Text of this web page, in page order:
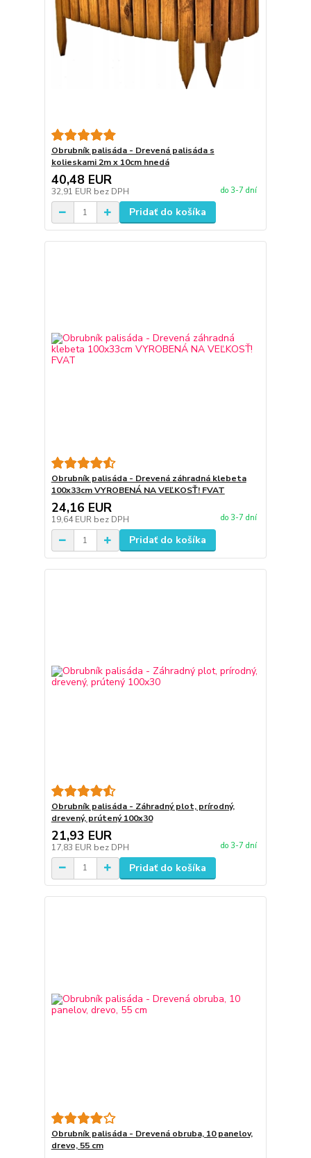
Obrubník palisáda - Drevená palisáda s
kolieskami 2m x 10cm hnedá
40,48 EUR
32,91 EUR bez DPH do 3-7 dní
Pridať do košíka
Obrubník palisáda - Drevená záhradná klebeta
100x33cm VYROBENÁ NA VEĽKOSŤ! FVAT
24,16 EUR
19,64 EUR bez DPH do 3-7 dní
Pridať do košíka
Obrubník palisáda - Záhradný plot, prírodný,
drevený, prútený 100x30
21,93 EUR
17,83 EUR bez DPH do 3-7 dní
Pridať do košíka
Obrubník palisáda - Drevená obruba, 10 panelov,
drevo, 55 cm